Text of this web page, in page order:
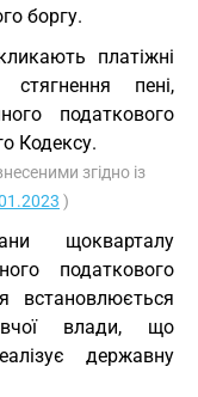
боргу.
платіжні
стягнення пені,
податкового
Кодексу.
згідно із
)
щокварталу
податкового
встановлюється
влади, що
державну